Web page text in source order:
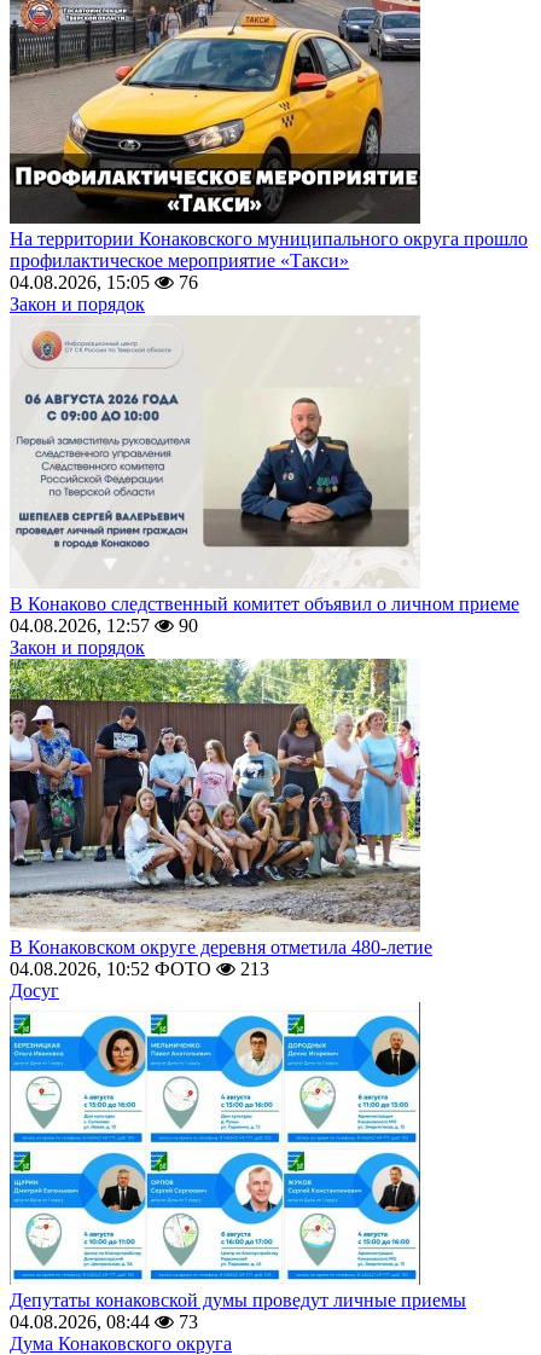
На территории Конаковского муниципального округа прошло
профилактическое мероприятие «Такси»
04.08.2026, 15:05
76
Закон и порядок
В Конаково следственный комитет объявил о личном приеме
04.08.2026, 12:57
90
Закон и порядок
В Конаковском округе деревня отметила 480-летие
04.08.2026, 10:52 ФОТО
213
Досуг
Депутаты конаковской думы проведут личные приемы
04.08.2026, 08:44
73
Дума Конаковского округа